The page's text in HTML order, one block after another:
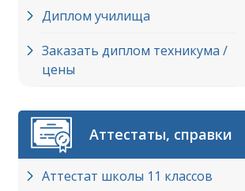
Диплом училища
Заказать диплом техникума /
цены
Аттестаты, справки
Аттестат школы 11 классов